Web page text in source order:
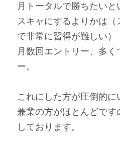
月トータルで勝ちたいと
スキャにするよりかは（
で非常に習得が難しい）
月数回エントリー、多く
ー。
これにした方が圧倒的に
兼業の方がほとんどで
しております。